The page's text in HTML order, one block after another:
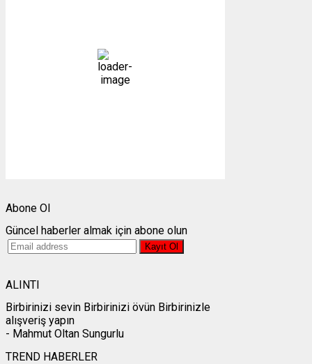
38 %
1008 mb
Abone Ol
Güncel haberler almak için abone olun
ALINTI
Birbirinizi sevin Birbirinizi övün Birbirinizle
alışveriş yapın
- Mahmut Oltan Sungurlu
TREND HABERLER